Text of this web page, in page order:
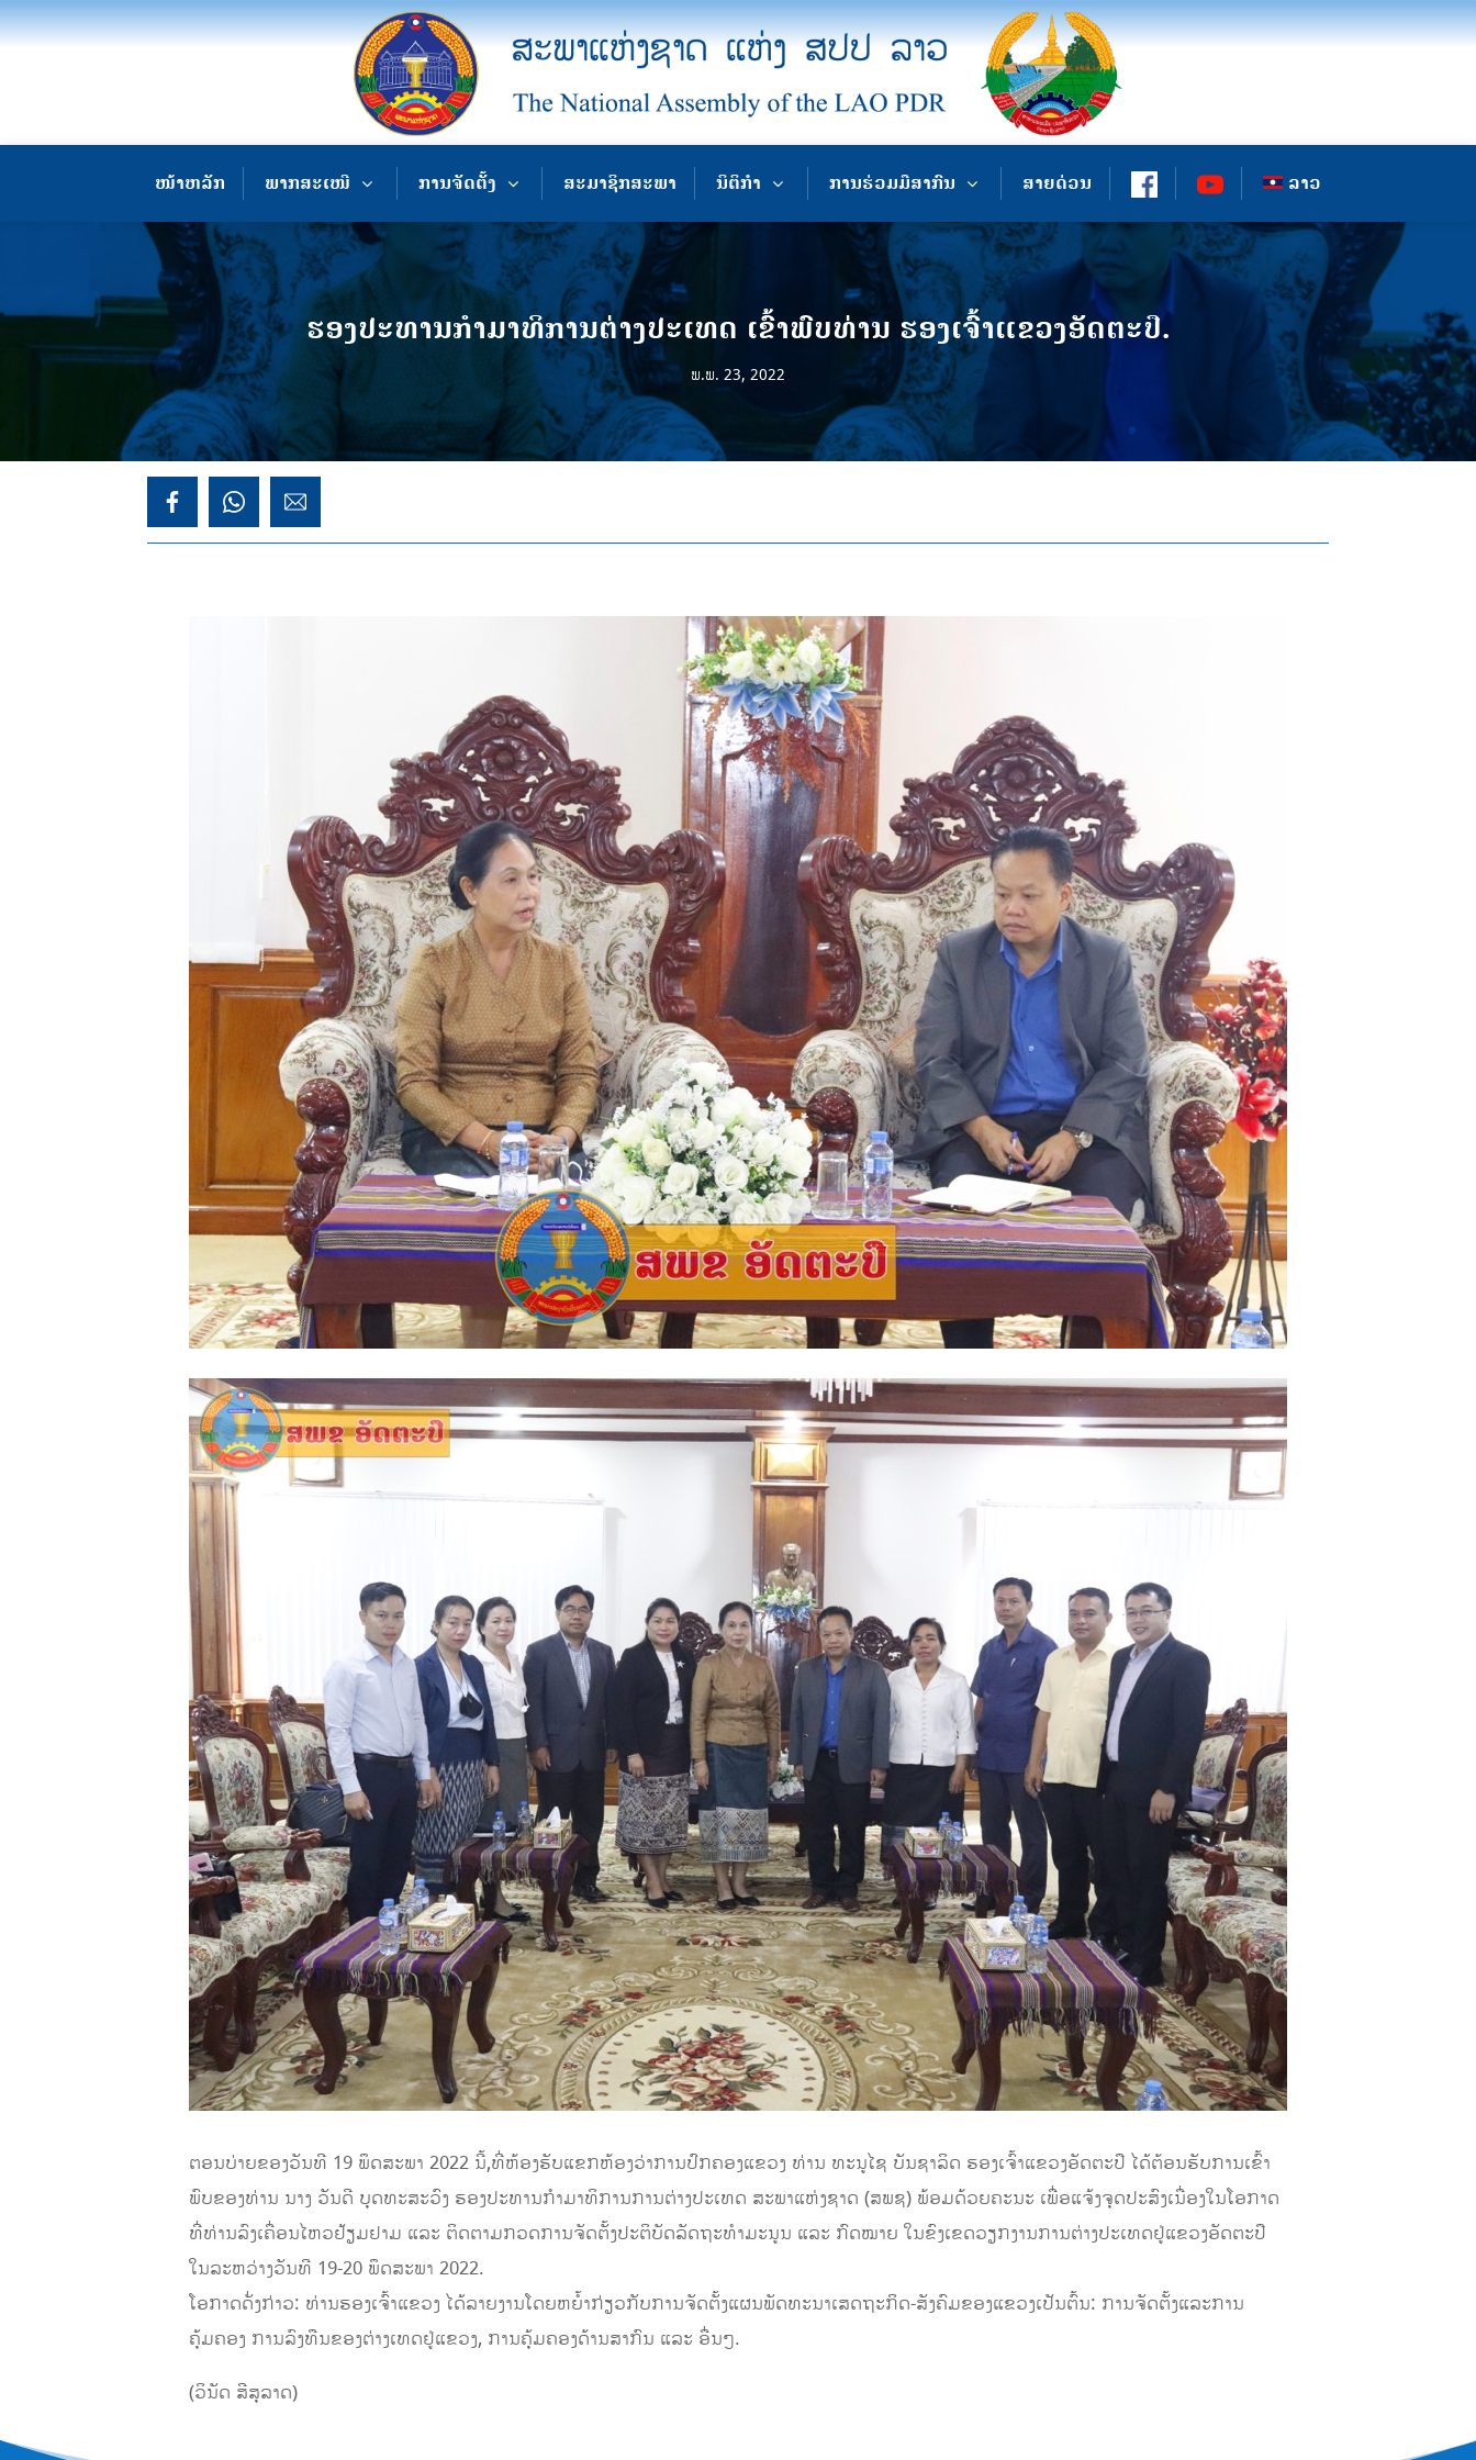
ໜ້າຫລັກ ພາກສະເໜີ ການຈັດຕັ້ງ ສະມາຊິກສະພາ ນິຕິກຳ ການຮ່ວມມືສາກົນ ສາຍດ່ວນ ລາວ
ຮອງປະທານກຳມາທິການຕ່າງປະເທດ ເຂົ້າພົບທ່ານ ຮອງເຈົ້າແຂວງ​ອັດຕະປື.​
ພ.ພ. 23, 2022
ຕອນບ່າຍຂອງວັນທີ 19 ພຶດສະພາ 2022 ນີ້,​ທີ່ຫ້ອງຮັບແຂກຫ້ອງວ່າການປົກຄອງແຂວງ ທ່ານ ທະນູ​ໄຊ​ ບັນຊາລິດ ຮອງເຈົ້າແຂວງອັດຕະປື ໄດ້ຕ້ອນຮັບການເຂົ້າ
ພົບຂອງທ່ານ​ ນາງ ວັນດີ ບຸດທະສະວົງ ຮອງປະທານກໍາມາທິການການຕ່າງປະເທດ​ ສະພາແຫ່ງຊາດ​ (ສພຊ)​ ພ້ອມດ້ວຍຄະນະ ເພື່ອແຈ້ງຈຸດປະສົງເນື່ອງໃນໂອກາດ
ທີ່ທ່ານລົງເຄື່ອນໄຫວຢ້ຽມຢາມ ແລະ ຕິດຕາມກວດການຈັດຕັ້ງປະຕິບັດລັດຖະທໍາມະນູນ ແລະ ກົດໝາຍ ໃນຂົງເຂດວຽກງານການຕ່າງປະເທດຢູ່ແຂວງອັດຕະປື
ໃນລະຫວ່າງວັນທີ 19-20​ ພຶດສະພາ 2022.​
ໂອກາດດັ່ງກ່າວ: ທ່ານຮອງເຈົ້າແຂວງ ໄດ້ລາຍງານໂດຍຫຍໍ້າກ່ຽວກັບການຈັດຕັ້ງແຜນພັດທະນາເສດຖະກິດ-ສັງຄົມຂອງແຂວງເປັນຕົ້ນ: ການຈັດຕັ້ງ​ແລະ​ການ
ຄຸ້ມຄອງ​ ການລົງທືນຂອງຕ່າງເທດຢູ່ແຂວງ,​ ການຄຸ້ມຄອງດ້ານສາກົນ ແລະ​ ອື່ນໆ.​
(ວິນັດ ສີສຸລາດ)